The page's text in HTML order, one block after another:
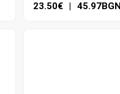
23.50€ 45.97BGN